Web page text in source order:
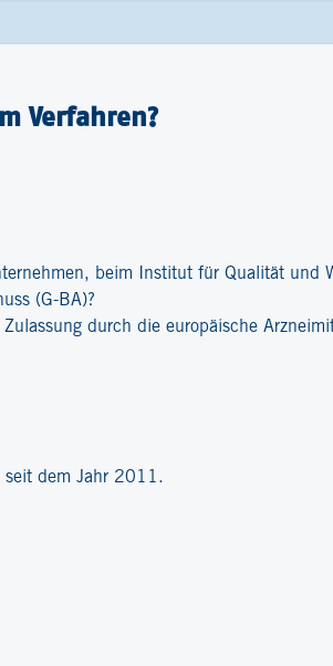
Verfahren?
beim Institut für Qualität und
(G-BA)?
durch die europäische
seit dem Jahr 2011.